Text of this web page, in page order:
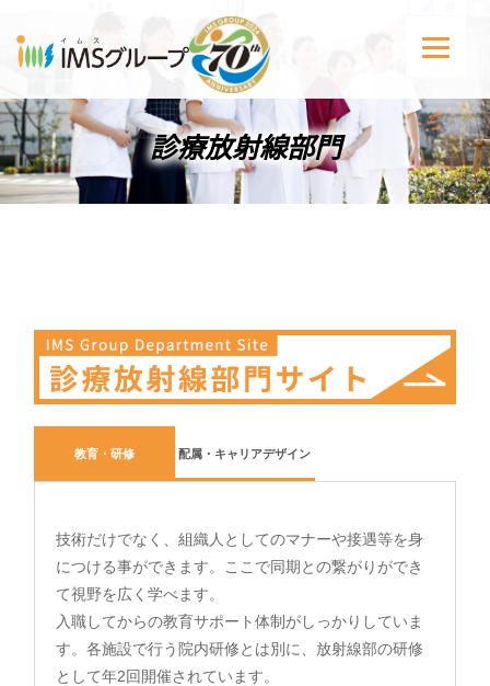
診療放射線部門
教育・研修 配属・キャリアデザイン
技術だけでなく、組織人としてのマナーや接遇等を身
につける事ができます。ここで同期との繋がりができ
て視野を広く学べます。
入職してからの教育サポート体制がしっかりしていま
す。各施設で行う院内研修とは別に、放射線部の研修
として年2回開催されています。